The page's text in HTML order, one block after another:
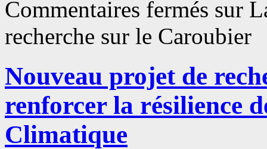
Commentaires fermés sur
recherche sur le Caroubier
Nouveau projet de
renforcer la résilience
Climatique